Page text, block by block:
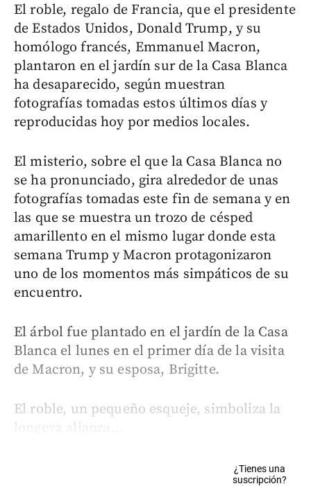
El roble, regalo de Francia, que el presidente
de Estados Unidos, Donald Trump, y su
homólogo francés, Emmanuel Macron,
plantaron en el jardín sur de la Casa Blanca
ha desaparecido, según muestran
fotografías tomadas estos últimos días y
reproducidas hoy por medios locales.
El misterio, sobre el que la Casa Blanca no
se ha pronunciado, gira alrededor de unas
fotografías tomadas este fin de semana y en
las que se muestra un trozo de césped
amarillento en el mismo lugar donde esta
semana Trump y Macron protagonizaron
uno de los momentos más simpáticos de su
encuentro.
El árbol fue plantado en el jardín de la Casa
Blanca el lunes en el primer día de la visita
de Macron, y su esposa, Brigitte.
El roble, un pequeño esqueje, simboliza la
longeva alianza...
¿Tienes una
suscripción?